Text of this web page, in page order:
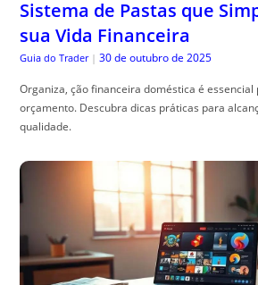
Sistema de Pastas que
sua Vida Financeira
Guia do Trader | 30 de outubro de 2025
Organiza, ção financeira doméstica é
orçamento. Descubra dicas práticas para
qualidade.